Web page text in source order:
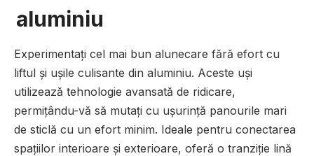
aluminiu
Experimentați cel mai bun alunecare fără efort cu
liftul și ușile culisante din aluminiu. Aceste uși
utilizează tehnologie avansată de ridicare,
permițându-vă să mutați cu ușurință panourile mari
de sticlă cu un efort minim. Ideale pentru conectarea
spațiilor interioare și exterioare, oferă o tranziție lină